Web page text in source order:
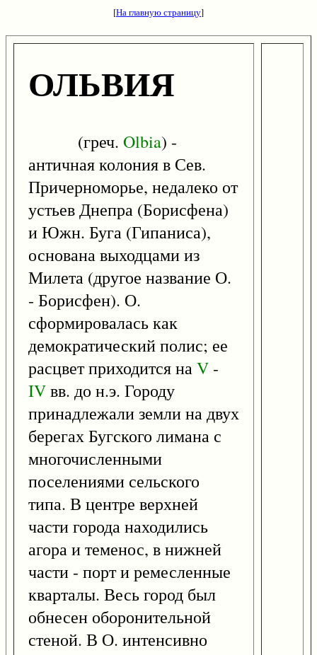
[На главную страницу]
ОЛЬВИЯ
(греч. Olbia) -
античная колония в Сев.
Причерноморье, недалеко от
устьев Днепра (Борисфена)
и Южн. Буга (Гипаниса),
основана выходцами из
Милета (другое название О.
- Борисфен). О.
сформировалась как
демократический полис; ее
расцвет приходится наV -
IVвв. до н.э. Городу
принадлежали земли на двух
берегах Бугского лимана с
многочисленными
поселениями сельского
типа. В центре верхней
части города находились
агора и теменос, в нижней
части - порт и ремесленные
кварталы. Весь город был
обнесен оборонительной
стеной. В О. интенсивно